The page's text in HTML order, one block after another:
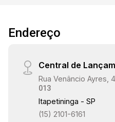
para te atender. Gostaria de saber mais
informações ou agendar
Endereço
Central de
Rua Venâncio Ayres,
013
Itapetininga - SP
(15) 2101-6161